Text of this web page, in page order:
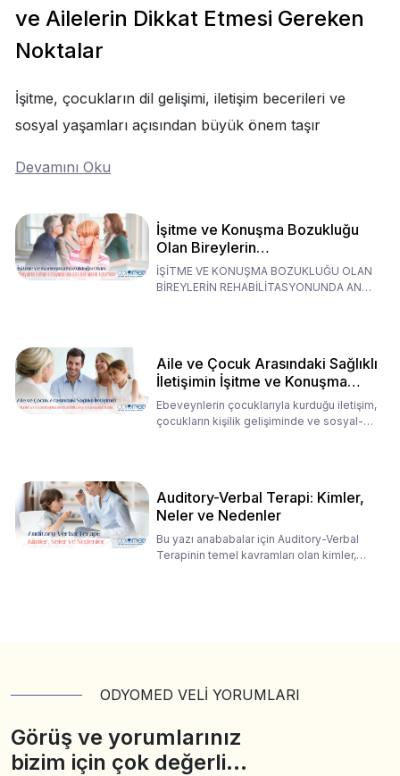
ve Ailelerin Dikkat Etmesi Gereken
Noktalar
İşitme, çocukların dil gelişimi, iletişim becerileri ve
sosyal yaşamları açısından büyük önem taşır
Devamını Oku
İşitme ve Konuşma Bozukluğu
Olan Bireylerin
Rehabilitasyonunda Ana
Babaların Tutumları
İŞİTME VE KONUŞMA BOZUKLUĞU OLAN
BİREYLERİN REHABİLİTASYONUNDA ANA
Aile ve Çocuk Arasındaki Sağlıklı
İletişimin İşitme ve Konuşma
Rehabilitasyonundaki Rolü
Ebeveynlerin çocuklarıyla kurduğu iletişim,
çocukların kişilik gelişiminde ve sosyal-
Auditory-Verbal Terapi: Kimler,
Neler ve Nedenler
Bu yazı anababalar için Auditory-Verbal
Terapinin temel kavramları olan kimler,
ODYOMED VELİ YORUMLARI
Görüş ve yorumlarınız
bizim için çok değerli…